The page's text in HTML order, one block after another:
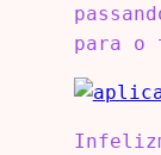
para o